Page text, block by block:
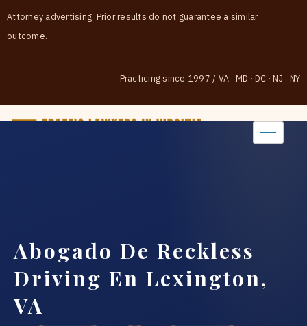
Attorney advertising. Prior results do not guarantee a similar
outcome.
Practicing since 1997 / VA · MD · DC · NJ · NY
Abogado De Reckless
Driving En Lexington,
VA